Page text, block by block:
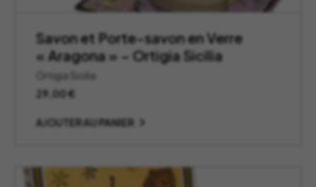
Savon et Porte-savon en Verre
« Aragona » – Ortigia Sicilia
Ortigia Sicilia
29,00€
AJOUTER AU PANIER